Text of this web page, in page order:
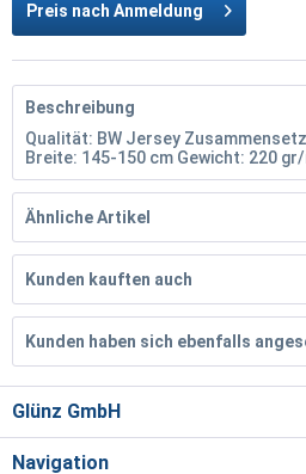
Preis nach Anmeldung
Beschreibung
Qualität: BW Jersey
Breite: 145-150 cm Gewicht: 220 gr/
Ähnliche Artikel
Kunden kauften auch
Kunden haben sich ebenfalls
Glünz GmbH
Navigation